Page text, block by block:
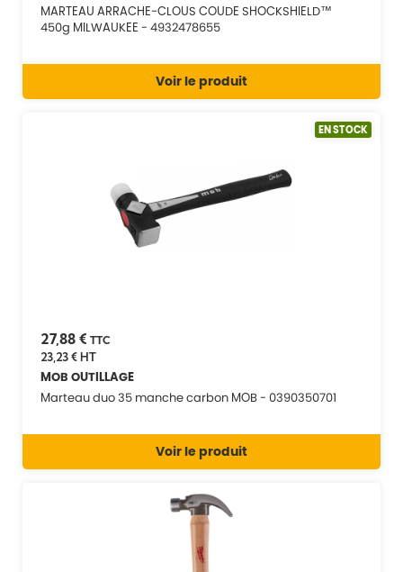
MARTEAU ARRACHE-CLOUS COUDE SHOCKSHIELD™
450g MILWAUKEE - 4932478655
Voir le produit
EN STOCK
27,88 € TTC
23,23 €HT
MOB OUTILLAGE
Marteau duo 35 manche carbon MOB - 0390350701
Voir le produit